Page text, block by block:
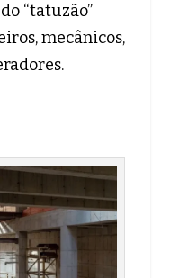
“tatuzão”
mecânicos,